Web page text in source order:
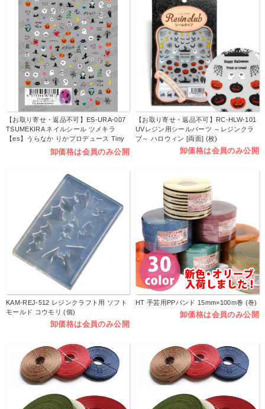
【お取り寄せ・返品不可】ES-URA-007
TSUMEKIRA ネイルシール ツメキラ
【es】うらなか りかプロデュース Tiny
Spooky Halloween (枚)卸価格は会員のみ公開
【お取り寄せ・返品不可】RC-HLW-101
UVレジン用シールパーツ ～レジンクラ
ブ～ ハロウィン [両面] (枚)
卸価格は会員のみ公開
KAM-REJ-512 レジンクラフト用 ソフト
モールド コウモリ (個)
卸価格は会員のみ公開
HT 手芸用PPバンド 15mm×100m巻 (巻)
卸価格は会員のみ公開